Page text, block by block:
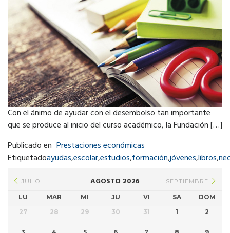
Con el ánimo de ayudar con el desembolso tan importante
que se produce al inicio del curso académico, la Fundación […]
Publicado en Prestaciones económicas
Etiquetadoayudas,escolar,estudios,formación,jóvenes,libros,
JULIO AGOSTO 2026 SEPTIEMBRE
LU MAR MI JU VI SA
DOM
27
28 29 30 31 1 2